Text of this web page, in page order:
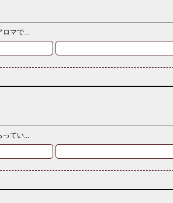
ロマで...
ってい...